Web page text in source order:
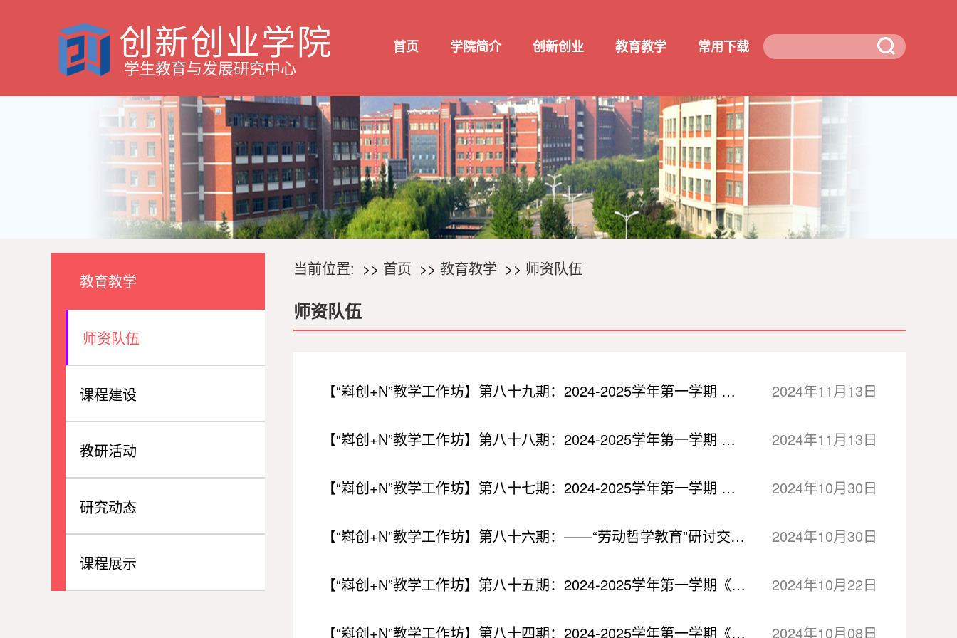
创新创业学院
学生教育与发展研究中心
首页 学院简介 创新创业 教育教学 常用下载
教育教学
师资队伍
课程建设
教研活动
研究动态
课程展示
当前位置: 首页 教育教学 师资队伍
师资队伍
【“嵙创+N”教学工作坊】第八十九期：2024-2025学年第一学期 《国家安全教育》第二次集体备课成功举办 2024年11月13日
【“嵙创+N”教学工作坊】第八十八期：2024-2025学年第一学期 《大学生心理健康教育实践》 集体备课成功举办 2024年11月13日
【“嵙创+N”教学工作坊】第八十七期：2024-2025学年第一学期 《国家安全教育》 第一次集体备课成功举办 2024年10月30日
【“嵙创+N”教学工作坊】第八十六期：——“劳动哲学教育”研讨交流成功举办 2024年10月30日
【“嵙创+N”教学工作坊】第八十五期：2024-2025学年第一学期《创新创业思维》第三次集体备课成功举办 2024年10月22日
【“嵙创+N”教学工作坊】第八十四期：2024-2025学年第一学期《创新创业思维》第二次集体备课成功举办 2024年10月08日